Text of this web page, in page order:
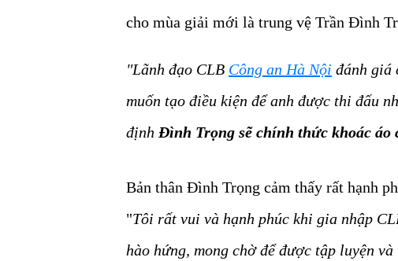
cho mùa giải mới là trung vệ Trần Đình
"Lãnh đạo CLB Công an Hà Nội đánh giá
muốn tạo điều kiện để anh được thi đấu
định Đình Trọng sẽ chính thức khoác áo
Bản thân Đình Trọng cảm thấy rất hạnh
"Tôi rất vui và hạnh phúc khi gia nhập
hào hứng, mong chờ để được tập luyện